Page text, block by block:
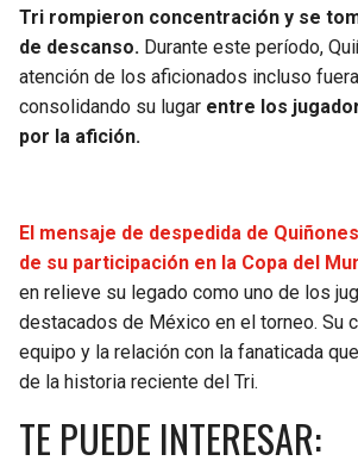
Tri rompieron concentración y se
de descanso. Durante este período,
atención de los aficionados incluso
consolidando su lugar entre los
por la afición.
El mensaje de despedida de
de su participación en la Copa del
en relieve su legado como uno de los
destacados de México en el torneo. Su
equipo y la relación con la fanaticada
de la historia reciente del Tri.
TE PUEDE INTERESAR: